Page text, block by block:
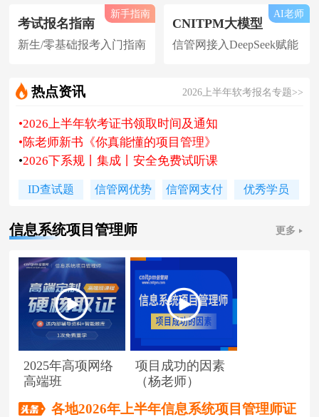
考试报名指南
新生/零基础报考入门指南
新手指南
CNITPM大模型
信管网接入DeepSeek赋能
AI老师
热点资讯 2026上半年软考报名专题>>
•2026上半年软考证书领取时间及通知
•陈老师新书《你真能懂的项目管理》
•2026下系规丨集成丨安全免费试听课
信管网接入人工智能 丨 AI 赋能备考
•信管网软考讲师合作招聘(全职/兼职)
ID查试题 信管网优势 信管网支付 优秀学员
信息系统项目管理师 更多
2025年高项网络
高端班
项目成功的因素
（杨老师）
各地2026年上半年信息系统项目管理师证